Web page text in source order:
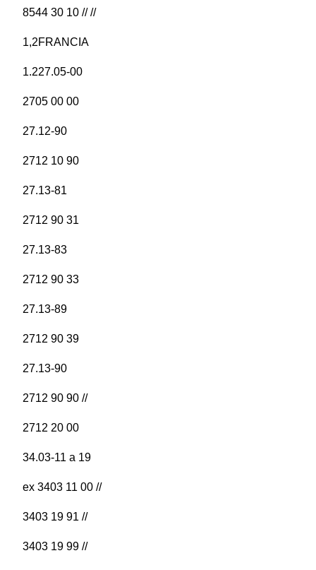
8544 30 10 // //
1,2FRANCIA
1.227.05-00
2705 00 00
27.12-90
2712 10 90
27.13-81
2712 90 31
27.13-83
2712 90 33
27.13-89
2712 90 39
27.13-90
2712 90 90 //
2712 20 00
34.03-11 a 19
ex 3403 11 00 //
3403 19 91 //
3403 19 99 //